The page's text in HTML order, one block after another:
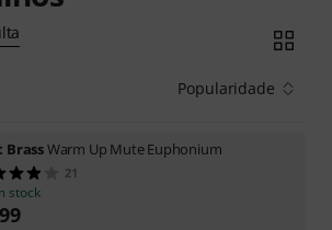
Popularidade
BrassWarm Up Mute Euphonium
21
stock